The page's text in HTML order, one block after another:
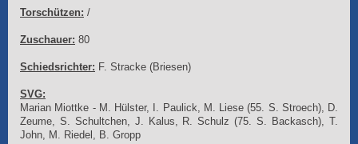
Torschützen: /
Zuschauer: 80
Schiedsrichter: F. Stracke (Briesen)
SVG:
Marian Miottke - M. Hülster, I. Paulick, M. Liese (55. S. Stroech), D.
Zeume, S. Schultchen, J. Kalus, R. Schulz (75. S. Backasch), T.
John, M. Riedel, B. Gropp